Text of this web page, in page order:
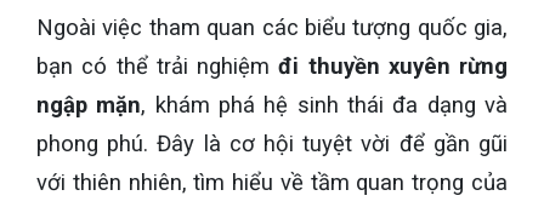
Ngoài việc tham quan các biểu tượng quốc gia,
bạn có thể trải nghiệmđi thuyền xuyên rừng
ngập mặn, khám phá hệ sinh thái đa dạng và
phong phú. Đây là cơ hội tuyệt vời để gần gũi
với thiên nhiên, tìm hiểu về tầm quan trọng của